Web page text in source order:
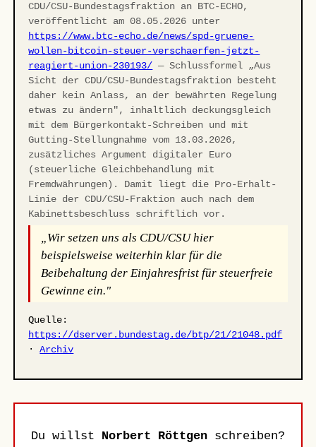
CDU/CSU-Bundestagsfraktion an BTC-ECHO,
veröffentlicht am 08.05.2026 unter
https://www.btc-echo.de/news/spd-gruene-
wollen-bitcoin-steuer-verschaerfen-jetzt-
reagiert-union-230193/ — Schlussformel „Aus
Sicht der CDU/CSU-Bundestagsfraktion besteht
daher kein Anlass, an der bewährten Regelung
etwas zu ändern", inhaltlich deckungsgleich
mit dem Bürgerkontakt-Schreiben und mit
Gutting-Stellungnahme vom 13.03.2026,
zusätzliches Argument digitaler Euro
(steuerliche Gleichbehandlung mit
Fremdwährungen). Damit liegt die Pro-Erhalt-
Linie der CDU/CSU-Fraktion auch nach dem
Kabinettsbeschluss schriftlich vor.
„Wir setzen uns als CDU/CSU hier
beispielsweise weiterhin klar für die
Beibehaltung der Einjahresfrist für steuerfreie
Gewinne ein."
Quelle:
https://dserver.bundestag.de/btp/21/21048.pdf
·Archiv
Du willst Norbert Röttgen schreiben?